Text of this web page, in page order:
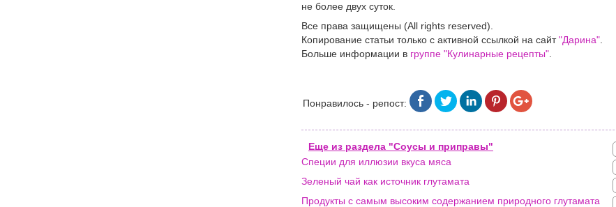
не более двух суток.
Все права защищены (All rights reserved).
Копирование статьи только с активной ссылкой на сайт"Дарина"
Больше информации в группе "Кулинарные рецепты"
Понравилось - репост:
Еще из раздела "Соусы и приправы"
Специи для иллюзии вкуса мяса
Зеленый чай как источник глутамата
Продукты с самым высоким содержанием природного глутамата